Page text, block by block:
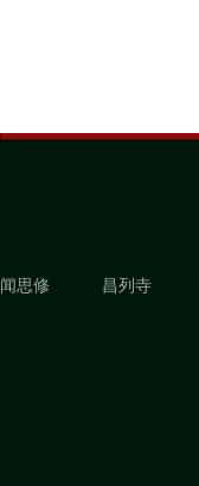
闻思修 昌列寺